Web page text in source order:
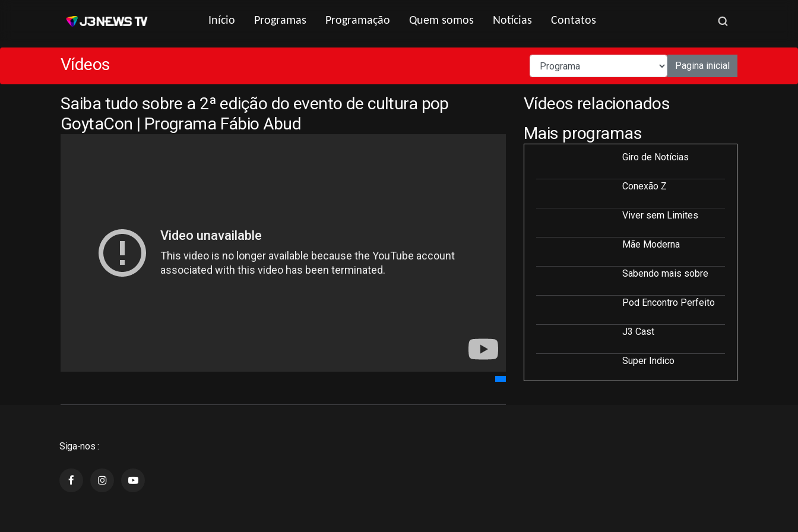
Início Programas Programação Quem somos Notícias Contatos
Vídeos Pagina inicial
Saiba tudo sobre a 2ª edição do evento de cultura pop
GoytaCon | Programa Fábio Abud
Vídeos relacionados
Mais programas
Giro de Notícias
Conexão Z
Viver sem Limites
Mãe Moderna
Sabendo mais sobre
Pod Encontro Perfeito
J3 Cast
Super Indico
Siga-nos :